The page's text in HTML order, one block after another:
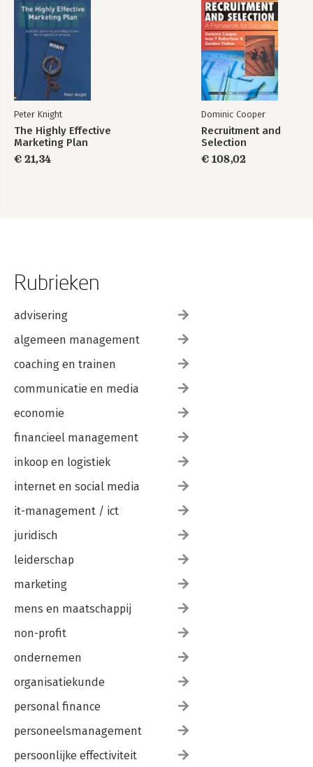
Peter Knight
The Highly Effective
Marketing Plan
€ 21,34
Dominic Cooper
Recruitment and
Selection
€ 108,02
Rubrieken
advisering
algemeen management
coaching en trainen
communicatie en media
economie
financieel management
inkoop en logistiek
internet en social media
it-management / ict
juridisch
leiderschap
marketing
mens en maatschappij
non-profit
ondernemen
organisatiekunde
personal finance
personeelsmanagement
persoonlijke effectiviteit